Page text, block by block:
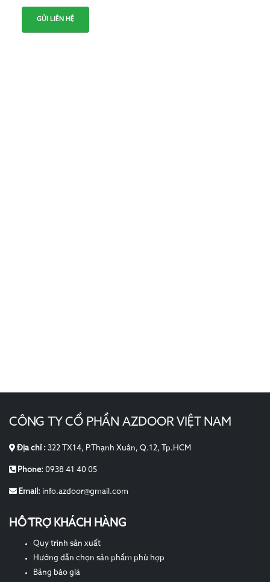
CÔNG TY CỔ PHẦN AZDOOR VIỆT NAM
Địa chỉ : 322 TX14, P.Thạnh Xuân, Q.12, Tp.HCM
Phone: 0938 41 40 05
Email: info.azdoor@gmail.com
HỖ TRỢ KHÁCH HÀNG
Quy trình sản xuất
Hướng dẫn chọn sản phẩm phù hợp
Bảng báo giá